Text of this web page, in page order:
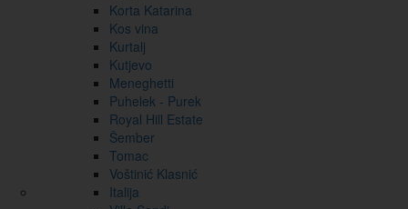
Korta Katarina
Kos vina
Kurtalj
Kutjevo
Meneghetti
Puhelek - Purek
Royal Hill Estate
Šember
Tomac
Voštinić Klasnić
Italija